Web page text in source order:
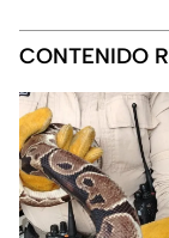
CONTENIDO